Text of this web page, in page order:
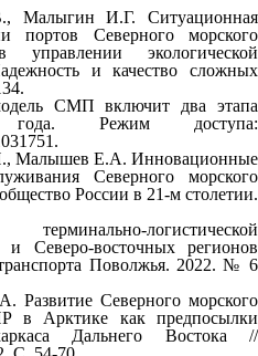
Малыгин И.Г. Ситуационная
портов Северного морского
управлении экологической
и качество сложных
СМП включит два этапа
Режим доступа:
Малышев Е.А. Инновационные
Северного морского
России в 21-м столетии.
логистической
и Северо-восточных регионов
Поволжья. 2022. № 6
Развитие Северного морского
в Арктике как предпосылки
Дальнего Востока //